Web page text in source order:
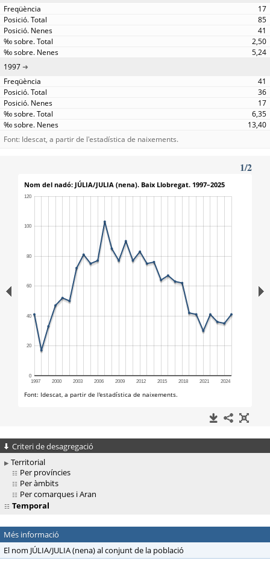
17
85
41
2,50
5,24
1997
41
36
17
6,35
13,40
Font: Idescat, a partir de l'estadística de naixements.
Criteri de desagregació
Territorial
Per províncies
Per àmbits
Per comarques i Aran
Temporal
Més informació
El nom JÚLIA/JULIA (nena) al conjunt de la població